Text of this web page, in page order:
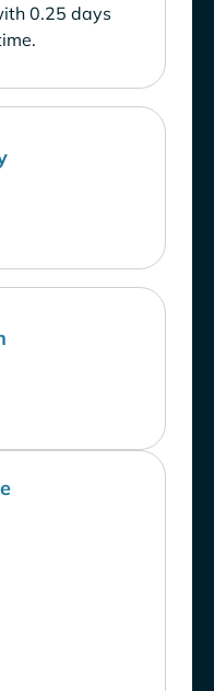
0.25 days